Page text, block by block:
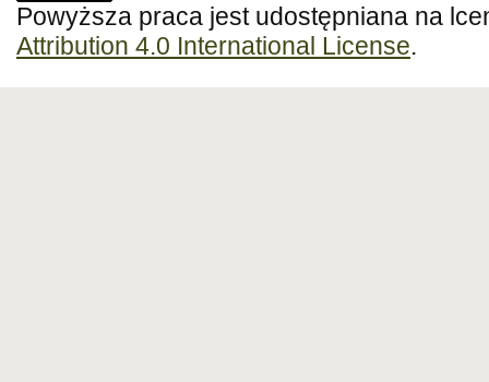
Powyższa praca jest udostępniana na
Attribution 4.0 International License.